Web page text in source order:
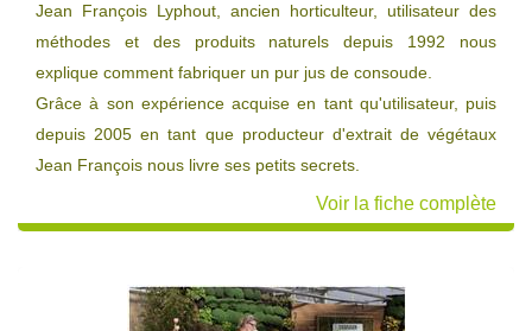
Jean François Lyphout, ancien horticulteur, utilisateur des
méthodes et des produits naturels depuis 1992 nous
explique comment fabriquer un pur jus de consoude.
Grâce à son expérience acquise en tant qu'utilisateur, puis
depuis 2005 en tant que producteur d'extrait de végétaux
Jean François nous livre ses petits secrets.
Voir la fiche complète